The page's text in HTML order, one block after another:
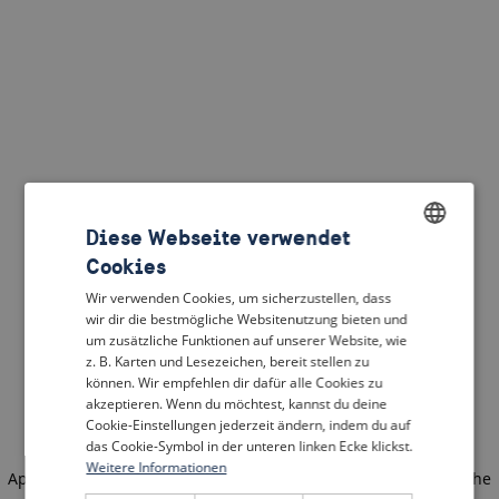
Application error: a client-side exception has occurred
(see the
DUTCH
FRENCH
GERMAN
Diese Webseite verwendet
Cookies
Wir verwenden Cookies, um sicherzustellen, dass
wir dir die bestmögliche Websitenutzung bieten und
um zusätzliche Funktionen auf unserer Website, wie
z. B. Karten und Lesezeichen, bereit stellen zu
können. Wir empfehlen dir dafür alle Cookies zu
akzeptieren. Wenn du möchtest, kannst du deine
Cookie-Einstellungen jederzeit ändern, indem du auf
das Cookie-Symbol in der unteren linken Ecke klickst.
Weitere Informationen